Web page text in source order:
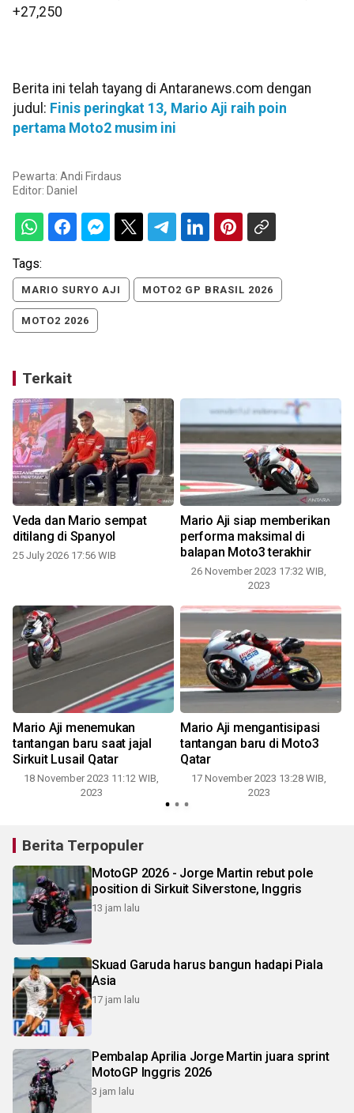
+27,250
Berita ini telah tayang di Antaranews.com dengan
judul: Finis peringkat 13, Mario Aji raih poin
pertama Moto2 musim ini
Pewarta: Andi Firdaus
Editor: Daniel
Tags:
MARIO SURYO AJI MOTO2 GP BRASIL 2026
MOTO2 2026
Terkait
Veda dan Mario sempat
ditilang di Spanyol
25 July 2026 17:56 WIB
Mario Aji siap memberikan
performa maksimal di
balapan Moto3 terakhir
26 November 2023 17:32 WIB,
2023
Mario Aji menemukan
tantangan baru saat jajal
Sirkuit Lusail Qatar
18 November 2023 11:12 WIB,
2023
Mario Aji mengantisipasi
tantangan baru di Moto3
Qatar
17 November 2023 13:28 WIB,
2023
Berita Terpopuler
MotoGP 2026 - Jorge Martin rebut pole
position di Sirkuit Silverstone, Inggris
13 jam lalu
Skuad Garuda harus bangun hadapi Piala
Asia
17 jam lalu
Pembalap Aprilia Jorge Martin juara sprint
MotoGP Inggris 2026
3 jam lalu